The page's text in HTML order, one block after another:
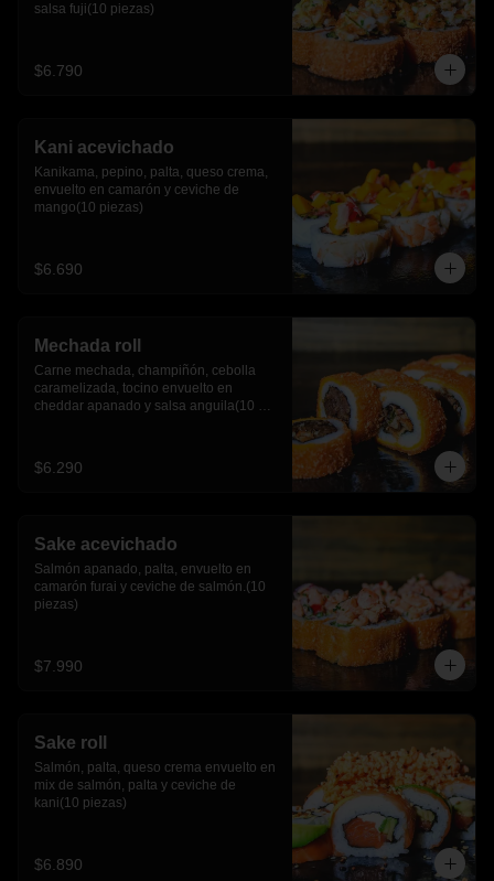
salsa fuji(10 piezas)
$6.790
Kani acevichado
Kanikama, pepino, palta, queso crema,
envuelto en camarón y ceviche de
mango(10 piezas)
$6.690
Mechada roll
Carne mechada, champiñón, cebolla
caramelizada, tocino envuelto en
cheddar apanado y salsa anguila(10
$6.290
Sake acevichado
Salmón apanado, palta, envuelto en
camarón furai y ceviche de salmón.(10
piezas)
$7.990
Sake roll
Salmón, palta, queso crema envuelto en
mix de salmón, palta y ceviche de
kani(10 piezas)
$6.890